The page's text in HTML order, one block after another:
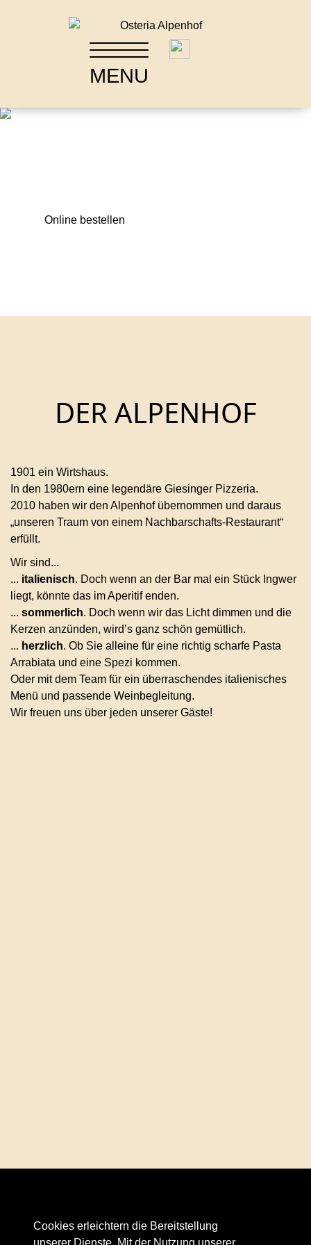
Cookies erleichtern die Bereitstellung
MENU
Online bestellen
DER ALPENHOF
1901 ein Wirtshaus.
In den 1980ern eine legendäre Giesinger Pizzeria.
2010 haben wir den Alpenhof übernommen und daraus
„unseren Traum von einem Nachbarschafts-Restaurant“
erfüllt.
Wir sind...
... italienisch. Doch wenn an der Bar mal ein Stück Ingwer
liegt, könnte das im Aperitif enden.
... sommerlich. Doch wenn wir das Licht dimmen und die
Kerzen anzünden, wird’s ganz schön gemütlich.
... herzlich. Ob Sie alleine für eine richtig scharfe Pasta
Arrabiata und eine Spezi kommen.
Oder mit dem Team für ein überraschendes italienisches
Menü und passende Weinbegleitung.
Wir freuen uns über jeden unserer Gäste!
info@osteria-alpenhof.de